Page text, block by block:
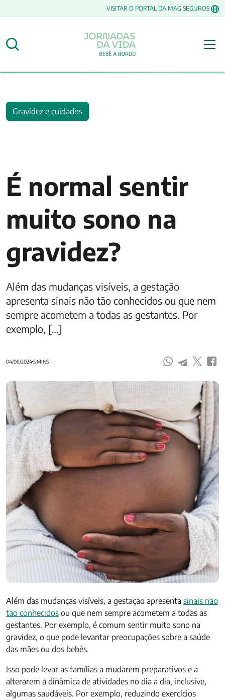
VISITAR O PORTAL DA MAG SEGUROS
Gravidez e cuidados
É normal sentir
muito sono na
gravidez?
Além das mudanças visíveis, a gestação
apresenta sinais não tão conhecidos ou que nem
sempre acometem a todas as gestantes. Por
exemplo, […]
04/06/20245 MINS
Além das mudanças visíveis, a gestação apresenta sinais não
tão conhecidos ou que nem sempre acometem a todas as
gestantes. Por exemplo, é comum sentir muito sono na
gravidez, o que pode levantar preocupações sobre a saúde
das mães ou dos bebês.
Isso pode levar as famílias a mudarem preparativos e a
alterarem a dinâmica de atividades no dia a dia, inclusive,
algumas saudáveis. Por exemplo, reduzindo exercícios